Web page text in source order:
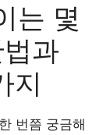
는 몇
과
지
번쯤 궁금해